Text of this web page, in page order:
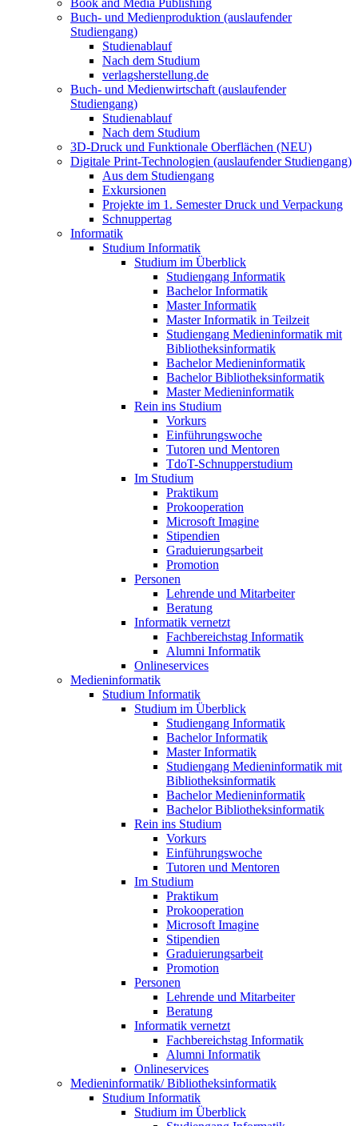
Buch- und Medienproduktion (auslaufender
Studiengang)
Studienablauf
Nach dem Studium
verlagsherstellung.de
Buch- und Medienwirtschaft (auslaufender
Studiengang)
Studienablauf
Nach dem Studium
3D-Druck und Funktionale Oberflächen (NEU)
Digitale Print-Technologien (auslaufender Studiengang)
Aus dem Studiengang
Exkursionen
Projekte im 1. Semester Druck und Verpackung
Schnuppertag
Informatik
Studium Informatik
Studium im Überblick
Studiengang Informatik
Bachelor Informatik
Master Informatik
Master Informatik in Teilzeit
Studiengang Medieninformatik mit
Bibliotheksinformatik
Bachelor Medieninformatik
Bachelor Bibliotheksinformatik
Master Medieninformatik
Rein ins Studium
Vorkurs
Einführungswoche
Tutoren und Mentoren
TdoT-Schnupperstudium
Im Studium
Praktikum
Prokooperation
Microsoft Imagine
Stipendien
Graduierungsarbeit
Promotion
Personen
Lehrende und Mitarbeiter
Beratung
Informatik vernetzt
Fachbereichstag Informatik
Alumni Informatik
Onlineservices
Medieninformatik
Studium Informatik
Studium im Überblick
Studiengang Informatik
Bachelor Informatik
Master Informatik
Studiengang Medieninformatik mit
Bibliotheksinformatik
Bachelor Medieninformatik
Bachelor Bibliotheksinformatik
Rein ins Studium
Vorkurs
Einführungswoche
Tutoren und Mentoren
Im Studium
Praktikum
Prokooperation
Microsoft Imagine
Stipendien
Graduierungsarbeit
Promotion
Personen
Lehrende und Mitarbeiter
Beratung
Informatik vernetzt
Fachbereichstag Informatik
Alumni Informatik
Onlineservices
Medieninformatik/ Bibliotheksinformatik
Studium Informatik
Studium im Überblick